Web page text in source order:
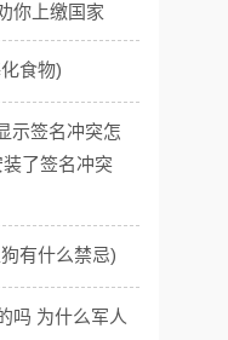
你上缴国家
食物)
示签名冲突怎
了签名冲突
有什么禁忌)
吗 为什么军人